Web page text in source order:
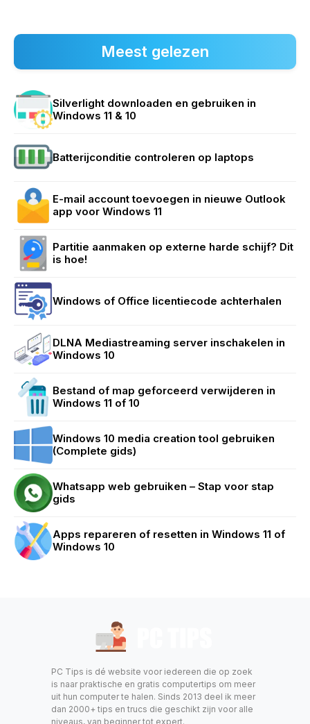
Meest gelezen
Silverlight downloaden en gebruiken in
Windows 11 & 10
Batterijconditie controleren op laptops
E-mail account toevoegen in nieuwe Outlook
app voor Windows 11
Partitie aanmaken op externe harde schijf? Dit
is hoe!
Windows of Office licentiecode achterhalen
DLNA Mediastreaming server inschakelen in
Windows 10
Bestand of map geforceerd verwijderen in
Windows 11 of 10
Windows 10 media creation tool gebruiken
(Complete gids)
Whatsapp web gebruiken – Stap voor stap
gids
Apps repareren of resetten in Windows 11 of
Windows 10
PC Tips is dé website voor iedereen die op zoek
is naar praktische en gratis computertips om meer
uit hun computer te halen. Sinds 2013 deel ik meer
dan 2000+ tips en trucs die geschikt zijn voor alle
niveaus, van beginner tot expert.